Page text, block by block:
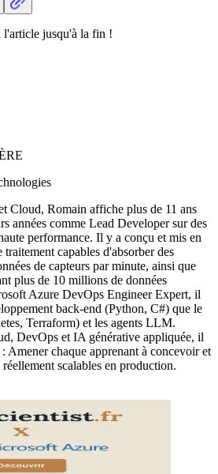
jusqu'à la fin !
Cloud, Romain affiche plus de 11 ans
années comme Lead Developer sur des
performance. Il y a conçu et mis en
capables d'absorber des
de capteurs par minute, ainsi que
plus de 10 millions de données
Azure DevOps Engineer Expert, il
back-end (Python, C#) que le
Terraform) et les agents LLM.
DevOps et IA générative appliquée, il
Amener chaque apprenant à concevoir et
scalables en production.